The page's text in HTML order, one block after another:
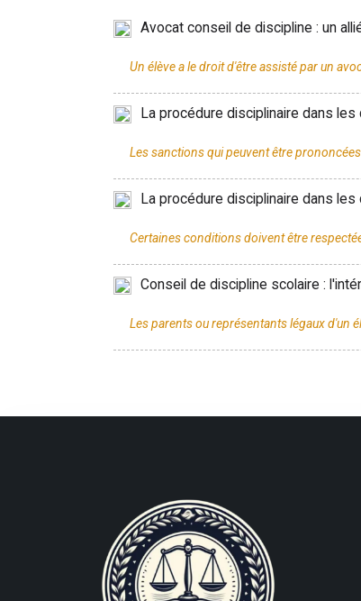
Avocat conseil de discipline : un
La procédure disciplinaire dans
La procédure disciplinaire dans
Conseil de discipline scolaire :